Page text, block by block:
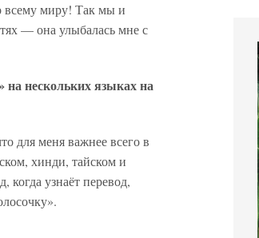
всему миру! Так мы и
— она улыбалась мне с
на нескольких языках на
для меня важнее всего в
хинди, тайском и
когда узнаёт перевод,